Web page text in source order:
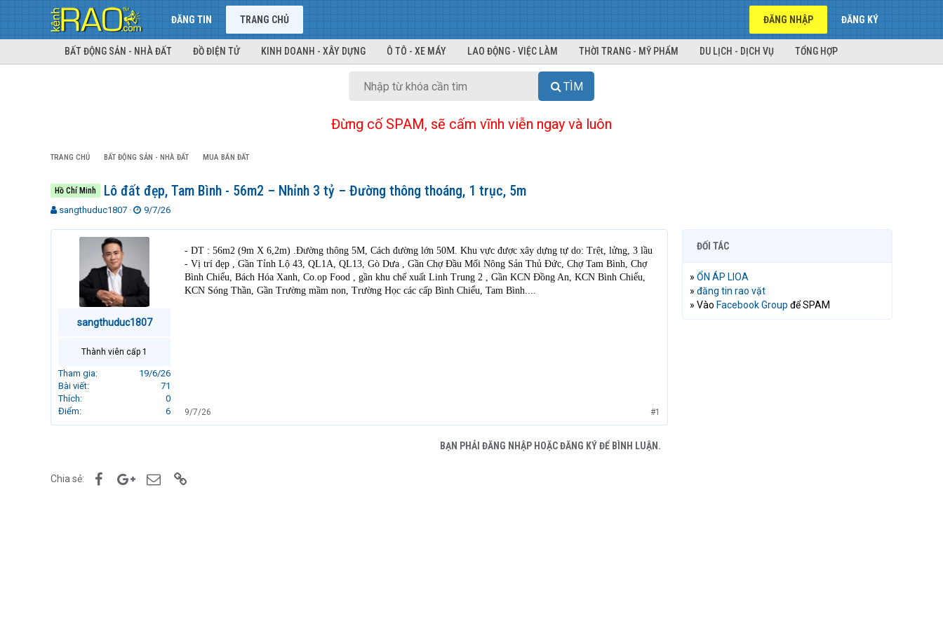
ĐĂNG TIN TRANG CHỦ ĐĂNG NHẬP ĐĂNG KÝ
BẤT ĐỘNG SẢN - NHÀ ĐẤT ĐỒ ĐIỆN TỬ KINH DOANH - XÂY DỰNG Ô TÔ - XE MÁY LAO ĐỘNG - VIỆC LÀM THỜI TRANG - MỸ PHẨM DU LỊCH - DỊCH VỤ TỔNG HỢP
TÌM
Đừng cố SPAM, sẽ cấm vĩnh viễn ngay và luôn
TRANG CHỦ BẤT ĐỘNG SẢN - NHÀ ĐẤT MUA BÁN ĐẤT
Hồ Chí Minh Lô đất đẹp, Tam Bình - 56m2 – Nhỉnh 3 tỷ – Đường thông thoáng, 1 trục, 5m
T
sangthuduc1807
N
à
i
9/7/26
sangthuduc1807
Thành viên cấp 1
Tham gia
19/6/26
Bài viết
71
Thích
0
Điểm
6
- DT : 56m2 (9m X 6,2m) .Đường thông 5M, Cách đường lớn 50M. Khu vực được xây dựng tự do: Trệt, lửng, 3 lầu
- Vị trí đẹp , Gần Tỉnh Lộ 43, QL1A, QL13, Gò Dưa , Gần Chợ Đầu Mối Nông Sản Thủ Đức, Chợ Tam Bình, Chợ
Bình Chiểu, Bách Hóa Xanh, Co.op Food , gần khu chế xuất Linh Trung 2 , Gần KCN Đồng An, KCN Bình Chiểu,
KCN Sóng Thần, Gần Trường mầm non, Trường Học các cấp Bình Chiểu, Tam Bình....
9/7/26 #1
BẠN PHẢI ĐĂNG NHẬP HOẶC ĐĂNG KÝ ĐỂ BÌNH LUẬN.
Chia sẻ: FacebookGoogle+Email
ĐỐI TÁC
» ỔN ÁP LIOA
» đăng tin rao vặt
» Vào Facebook Group để SPAM